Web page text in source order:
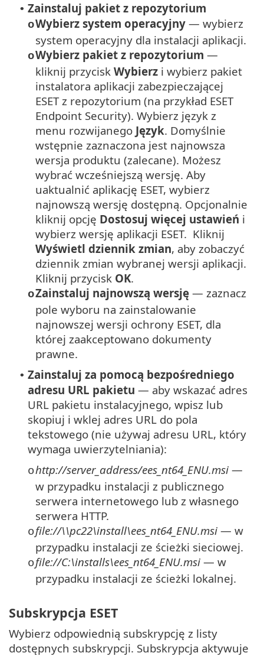
• Zainstaluj pakiet z repozytorium
oWybierz system operacyjny — wybierz
system operacyjny dla instalacji aplikacji.
oWybierz pakiet z repozytorium —
kliknij przycisk Wybierz i wybierz pakiet
instalatora aplikacji zabezpieczającej
ESET z repozytorium (na przykład ESET
Endpoint Security). Wybierz język z
menu rozwijanego Język. Domyślnie
wstępnie zaznaczona jest najnowsza
wersja produktu (zalecane). Możesz
wybrać wcześniejszą wersję. Aby
uaktualnić aplikację ESET, wybierz
najnowszą wersję dostępną. Opcjonalnie
kliknij opcję Dostosuj więcej ustawień i
wybierz wersję aplikacji ESET. Kliknij
Wyświetl dziennik zmian, aby zobaczyć
dziennik zmian wybranej wersji aplikacji.
Kliknij przycisk OK.
oZainstaluj najnowszą wersję — zaznacz
pole wyboru na zainstalowanie
najnowszej wersji ochrony ESET, dla
której zaakceptowano dokumenty
prawne.
• Zainstaluj za pomocą bezpośredniego
adresu URL pakietu — aby wskazać adres
URL pakietu instalacyjnego, wpisz lub
skopiuj i wklej adres URL do pola
tekstowego (nie używaj adresu URL, który
wymaga uwierzytelniania):
ohttp://server_address/ees_nt64_ENU.msi —
w przypadku instalacji z publicznego
serwera internetowego lub z własnego
serwera HTTP.
ofile://\\pc22\install\ees_nt64_ENU.msi — w
przypadku instalacji ze ścieżki sieciowej.
ofile://C:\installs\ees_nt64_ENU.msi — w
przypadku instalacji ze ścieżki lokalnej.
Subskrypcja ESET
Wybierz odpowiednią subskrypcję z listy
dostępnych subskrypcji. Subskrypcja aktywuje